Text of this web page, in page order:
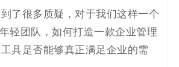
了很多质疑，对于我们这样一个
轻团队，如何打造一款企业管理
具是否能够真正满足企业的需